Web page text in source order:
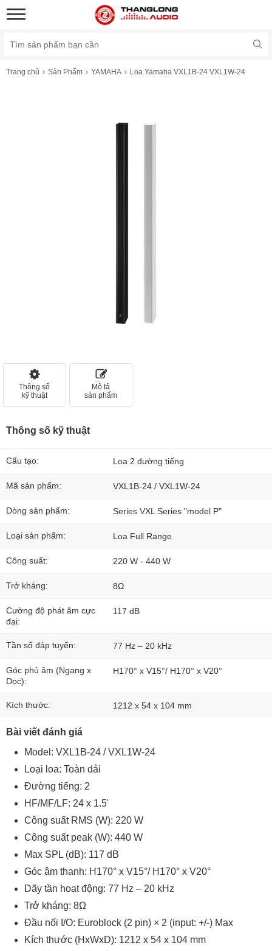
Trang chủ Sản Phẩm YAMAHA Loa Yamaha VXL1B-24 VXL1W-24
Thông số
kỹ thuật
Mô tả
sản phẩm
Thông số kỹ thuật
Cấu tạo: Loa 2 đường tiếng
Mã sản phẩm: VXL1B-24 / VXL1W-24
Dòng sản phẩm: Series VXL Series "model P"
Loại sản phẩm: Loa Full Range
Công suất: 220 W - 440 W
Trở kháng: 8Ω
Cường độ phát âm cực
đại:
117 dB
Tần số đáp tuyến: 77 Hz – 20 kHz
Góc phủ âm (Ngang x
Dọc):
H170° x V15°/ H170° x V20°
Kích thước: 1212 x 54 x 104 mm
Bài viết đánh giá
Model: VXL1B-24 / VXL1W-24
Loại loa: Toàn dải
Đường tiếng: 2
HF/MF/LF: 24 x 1.5'
Công suất RMS (W): 220 W
Công suất peak (W): 440 W
Max SPL (dB): 117 dB
Góc âm thanh: H170° x V15°/ H170° x V20°
Dãy tần hoạt động: 77 Hz – 20 kHz
Trở kháng: 8Ω
Đầu nối I/O: Euroblock (2 pin) × 2 (input: +/-) Max
Kích thước (HxWxD): 1212 x 54 x 104 mm